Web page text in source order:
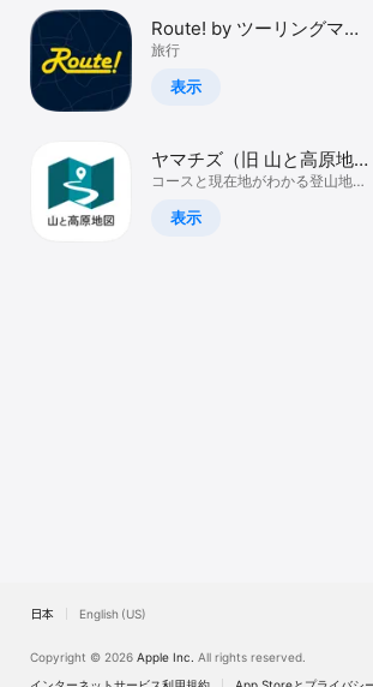
iPhone
iPad
Mac
Watch
TV
Route! by ツーリングマッ
プル
旅行
表示
ヤマチズ（旧 山と高原地
図ホーダイ）
コースと現在地がわかる登山地図
表示
日本 English (US)
Copyright © 2026 Apple Inc. All rights reserved.